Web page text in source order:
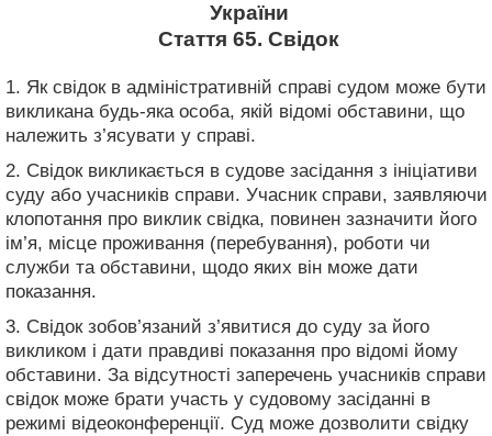
України
Стаття 65. Свідок
1. Як свідок в адміністративній справі судом може бути
викликана будь-яка особа, якій відомі обставини, що
належить з’ясувати у справі.
2. Свідок викликається в судове засідання з ініціативи
суду або учасників справи. Учасник справи, заявляючи
клопотання про виклик свідка, повинен зазначити його
ім’я, місце проживання (перебування), роботи чи
служби та обставини, щодо яких він може дати
показання.
3. Свідок зобов’язаний з’явитися до суду за його
викликом і дати правдиві показання про відомі йому
обставини. За відсутності заперечень учасників справи
свідок може брати участь у судовому засіданні в
режимі відеоконференції. Суд може дозволити свідку